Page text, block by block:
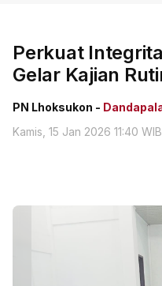
Perkuat
Gelar Kajian
PN Lhoksukon -
Kamis, 15 Jan 2026 11:40 WIB